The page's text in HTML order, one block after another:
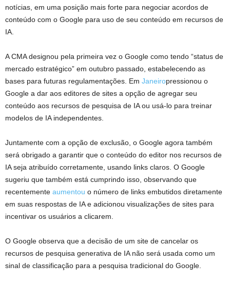
notícias, em uma posição mais forte para negociar acordos de
conteúdo com o Google para uso de seu conteúdo em recursos de
IA.
A CMA designou pela primeira vez o Google como tendo “status de
mercado estratégico” em outubro passado, estabelecendo as
bases para futuras regulamentações. Em Janeiropressionou o
Google a dar aos editores de sites a opção de agregar seu
conteúdo aos recursos de pesquisa de IA ou usá-lo para treinar
modelos de IA independentes.
Juntamente com a opção de exclusão, o Google agora também
será obrigado a garantir que o conteúdo do editor nos recursos de
IA seja atribuído corretamente, usando links claros. O Google
sugeriu que também está cumprindo isso, observando que
recentemente aumentou o número de links embutidos diretamente
em suas respostas de IA e adicionou visualizações de sites para
incentivar os usuários a clicarem.
O Google observa que a decisão de um site de cancelar os
recursos de pesquisa generativa de IA não será usada como um
sinal de classificação para a pesquisa tradicional do Google.